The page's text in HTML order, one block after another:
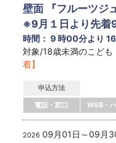
壁面 『フルーツジ
※9月１日より先着
時間： 9 時00分より
対象/18歳未満のこど
着】
申込方法
電話・窓口
WEB・
2026 09月01日～09月